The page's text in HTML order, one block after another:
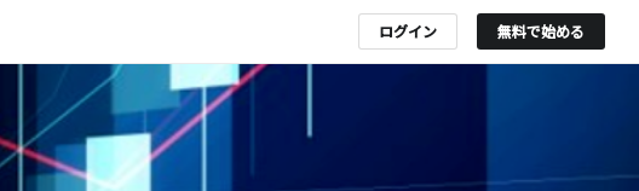
ログイン 無料で始める